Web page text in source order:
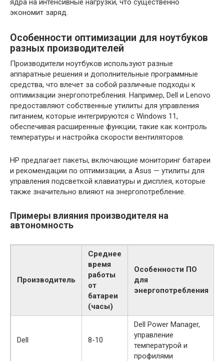
экономит заряд.
Особенности оптимизации для ноутбуков
разных производителей
Производители ноутбуков используют разные
аппаратные решения и дополнительные программные
средства, что влечет за собой различные подходы к
оптимизации энергопотребления. Например, Dell и Lenovo
предоставляют собственные утилиты для управления
питанием, которые интегрируются с Windows 11,
обеспечивая расширенные функции, такие как контроль
температуры и настройка скорости вентиляторов.
HP предлагает пакеты, включающие мониторинг батареи
и рекомендации по оптимизации, а Asus — утилиты для
управления подсветкой клавиатуры и дисплея, которые
также значительно влияют на энергопотребление.
Примеры влияния производителя на
автономность
Производитель
Среднее
время
работы
от
батареи
(часы)
Особенности ПО
для
энергопотребления
Dell 8-10
Dell Power Manager,
управление
температурой и
профилями